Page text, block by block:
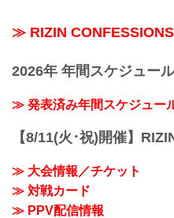
≫ RIZIN
2026年 年間スケジュール
≫ 発表済み年間スケジュー
【8/11(火･祝)開催】
≫ 大会情報／チケット
≫ 対戦カード
≫ PPV配信情報